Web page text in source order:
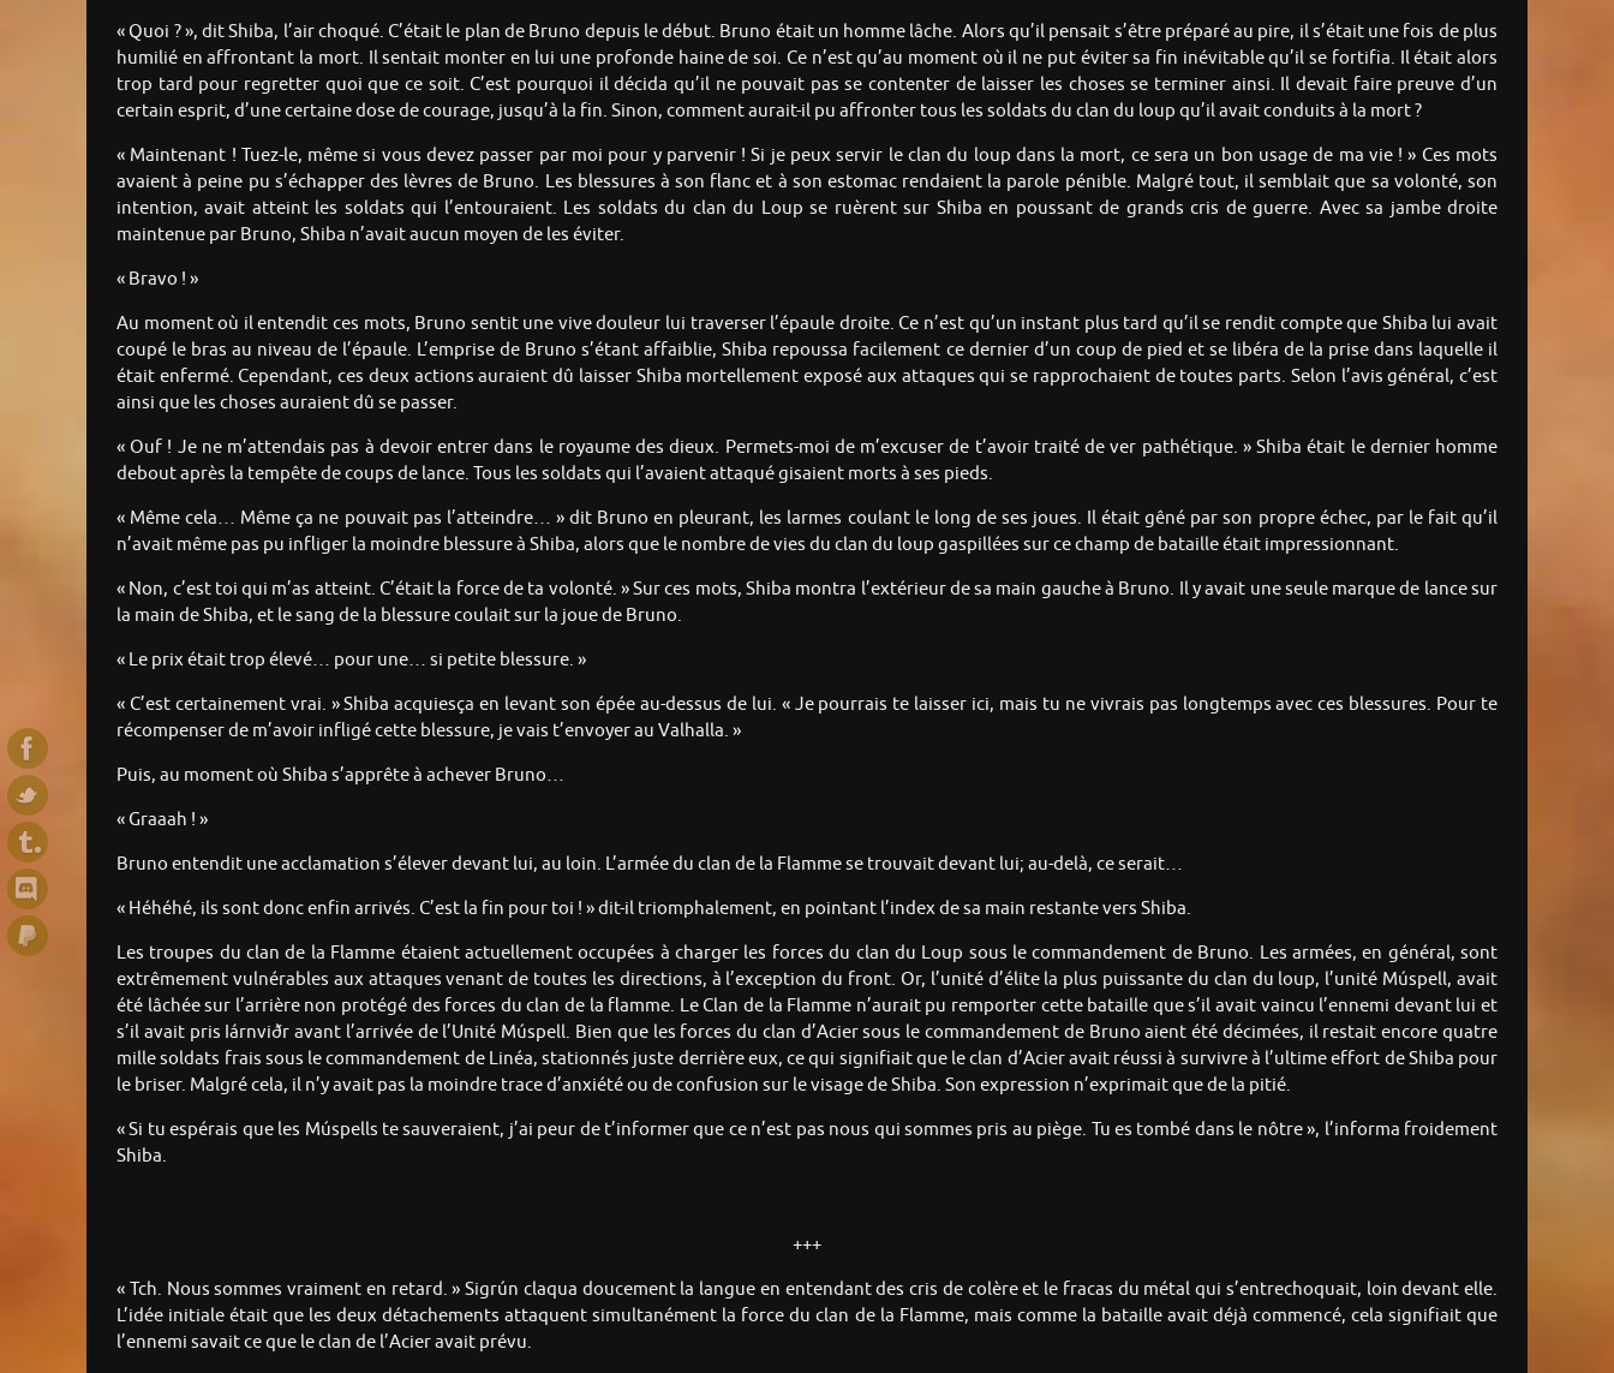
« Quoi ? », dit Shiba, l’air choqué. C’était le plan de Bruno depuis le début. Bruno était un homme lâche. Alors qu’il pensait s’être préparé au pire, il s’était une fois de plus
humilié en affrontant la mort. Il sentait monter en lui une profonde haine de soi. Ce n’est qu’au moment où il ne put éviter sa fin inévitable qu’il se fortifia. Il était alors
trop tard pour regretter quoi que ce soit. C’est pourquoi il décida qu’il ne pouvait pas se contenter de laisser les choses se terminer ainsi. Il devait faire preuve d’un
certain esprit, d’une certaine dose de courage, jusqu’à la fin. Sinon, comment aurait-il pu affronter tous les soldats du clan du loup qu’il avait conduits à la mort ?
« Maintenant ! Tuez-le, même si vous devez passer par moi pour y parvenir ! Si je peux servir le clan du loup dans la mort, ce sera un bon usage de ma vie ! » Ces mots
avaient à peine pu s’échapper des lèvres de Bruno. Les blessures à son flanc et à son estomac rendaient la parole pénible. Malgré tout, il semblait que sa volonté, son
intention, avait atteint les soldats qui l’entouraient. Les soldats du clan du Loup se ruèrent sur Shiba en poussant de grands cris de guerre. Avec sa jambe droite
maintenue par Bruno, Shiba n’avait aucun moyen de les éviter.
« Bravo ! »
Au moment où il entendit ces mots, Bruno sentit une vive douleur lui traverser l’épaule droite. Ce n’est qu’un instant plus tard qu’il se rendit compte que Shiba lui avait
coupé le bras au niveau de l’épaule. L’emprise de Bruno s’étant affaiblie, Shiba repoussa facilement ce dernier d’un coup de pied et se libéra de la prise dans laquelle il
était enfermé. Cependant, ces deux actions auraient dû laisser Shiba mortellement exposé aux attaques qui se rapprochaient de toutes parts. Selon l’avis général, c’est
ainsi que les choses auraient dû se passer.
« Ouf ! Je ne m’attendais pas à devoir entrer dans le royaume des dieux. Permets-moi de m’excuser de t’avoir traité de ver pathétique. » Shiba était le dernier homme
debout après la tempête de coups de lance. Tous les soldats qui l’avaient attaqué gisaient morts à ses pieds.
« Même cela… Même ça ne pouvait pas l’atteindre… » dit Bruno en pleurant, les larmes coulant le long de ses joues. Il était gêné par son propre échec, par le fait qu’il
n’avait même pas pu infliger la moindre blessure à Shiba, alors que le nombre de vies du clan du loup gaspillées sur ce champ de bataille était impressionnant.
« Non, c’est toi qui m’as atteint. C’était la force de ta volonté. » Sur ces mots, Shiba montra l’extérieur de sa main gauche à Bruno. Il y avait une seule marque de lance sur
la main de Shiba, et le sang de la blessure coulait sur la joue de Bruno.
« Le prix était trop élevé… pour une… si petite blessure. »
« C’est certainement vrai. » Shiba acquiesça en levant son épée au-dessus de lui. « Je pourrais te laisser ici, mais tu ne vivrais pas longtemps avec ces blessures. Pour te
récompenser de m’avoir infligé cette blessure, je vais t’envoyer au Valhalla. »
Puis, au moment où Shiba s’apprête à achever Bruno…
« Graaah ! »
Bruno entendit une acclamation s’élever devant lui, au loin. L’armée du clan de la Flamme se trouvait devant lui; au-delà, ce serait…
« Héhéhé, ils sont donc enfin arrivés. C’est la fin pour toi ! » dit-il triomphalement, en pointant l’index de sa main restante vers Shiba.
Les troupes du clan de la Flamme étaient actuellement occupées à charger les forces du clan du Loup sous le commandement de Bruno. Les armées, en général, sont
extrêmement vulnérables aux attaques venant de toutes les directions, à l’exception du front. Or, l’unité d’élite la plus puissante du clan du loup, l’unité Múspell, avait
été lâchée sur l’arrière non protégé des forces du clan de la flamme. Le Clan de la Flamme n’aurait pu remporter cette bataille que s’il avait vaincu l’ennemi devant lui et
s’il avait pris Iárnviðr avant l’arrivée de l’Unité Múspell. Bien que les forces du clan d’Acier sous le commandement de Bruno aient été décimées, il restait encore quatre
mille soldats frais sous le commandement de Linéa, stationnés juste derrière eux, ce qui signifiait que le clan d’Acier avait réussi à survivre à l’ultime effort de Shiba pour
le briser. Malgré cela, il n’y avait pas la moindre trace d’anxiété ou de confusion sur le visage de Shiba. Son expression n’exprimait que de la pitié.
« Si tu espérais que les Múspells te sauveraient, j’ai peur de t’informer que ce n’est pas nous qui sommes pris au piège. Tu es tombé dans le nôtre », l’informa froidement
Shiba.
+++
« Tch. Nous sommes vraiment en retard. » Sigrún claqua doucement la langue en entendant des cris de colère et le fracas du métal qui s’entrechoquait, loin devant elle.
L’idée initiale était que les deux détachements attaquent simultanément la force du clan de la Flamme, mais comme la bataille avait déjà commencé, cela signifiait que
l’ennemi savait ce que le clan de l’Acier avait prévu.